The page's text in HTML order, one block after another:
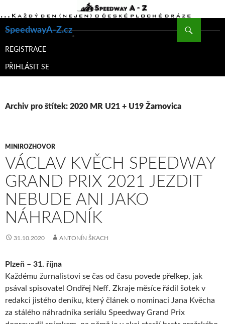
SpeedwayA-Z.cz
K
WEBU
REGISTRACE
PŘIHLÁSIT SE
Archiv pro štítek: 2020 MR U21 + U19 Žarnovica
MINIROZHOVOR
VÁCLAV KVĚCH SPEEDWAY
GRAND PRIX 2021 JEZDIT
NEBUDE ANI JAKO
NÁHRADNÍK
31.10.2020 ANTONÍN ŠKACH
Plzeň – 31. října
Každému žurnalistovi se čas od času povede přelkep, jak
psával spisovatel Ondřej Neff. Zkraje měsíce řádil šotek v
redakci jistého deníku, který článek o nominaci Jana Kvěcha
za stálého náhradníka seriálu Speedway Grand Prix